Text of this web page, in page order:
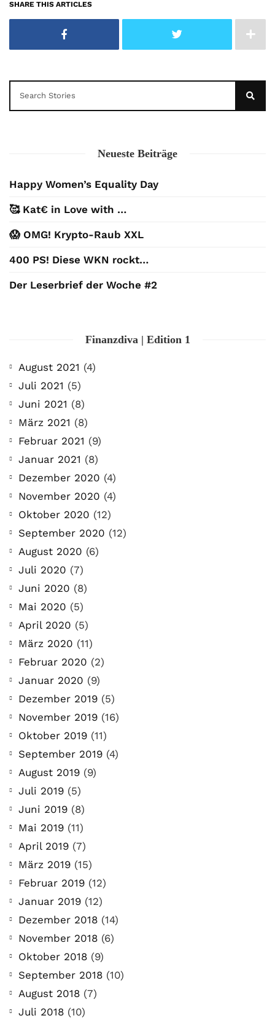
SHARE THIS ARTICLES
Neueste Beiträge
Happy Women’s Equality Day
🥰 Kat€ in Love with …
😱 OMG! Krypto-Raub XXL
400 PS! Diese WKN rockt…
Der Leserbrief der Woche #2
Finanzdiva | Edition 1
August 2021 (4)
Juli 2021 (5)
Juni 2021 (8)
März 2021 (8)
Februar 2021 (9)
Januar 2021 (8)
Dezember 2020 (4)
November 2020 (4)
Oktober 2020 (12)
September 2020 (12)
August 2020 (6)
Juli 2020 (7)
Juni 2020 (8)
Mai 2020 (5)
April 2020 (5)
März 2020 (11)
Februar 2020 (2)
Januar 2020 (9)
Dezember 2019 (5)
November 2019 (16)
Oktober 2019 (11)
September 2019 (4)
August 2019 (9)
Juli 2019 (5)
Juni 2019 (8)
Mai 2019 (11)
April 2019 (7)
März 2019 (15)
Februar 2019 (12)
Januar 2019 (12)
Dezember 2018 (14)
November 2018 (6)
Oktober 2018 (9)
September 2018 (10)
August 2018 (7)
Juli 2018 (10)